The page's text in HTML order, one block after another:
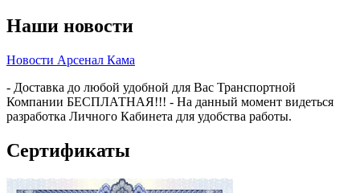
Наши новости
Новости Арсенал Кама
- Доставка до любой удобной для Вас Транспортной
Компании БЕСПЛАТНАЯ!!! - На данный момент видеться
разработка Личного Кабинета для удобства работы.
Сертификаты